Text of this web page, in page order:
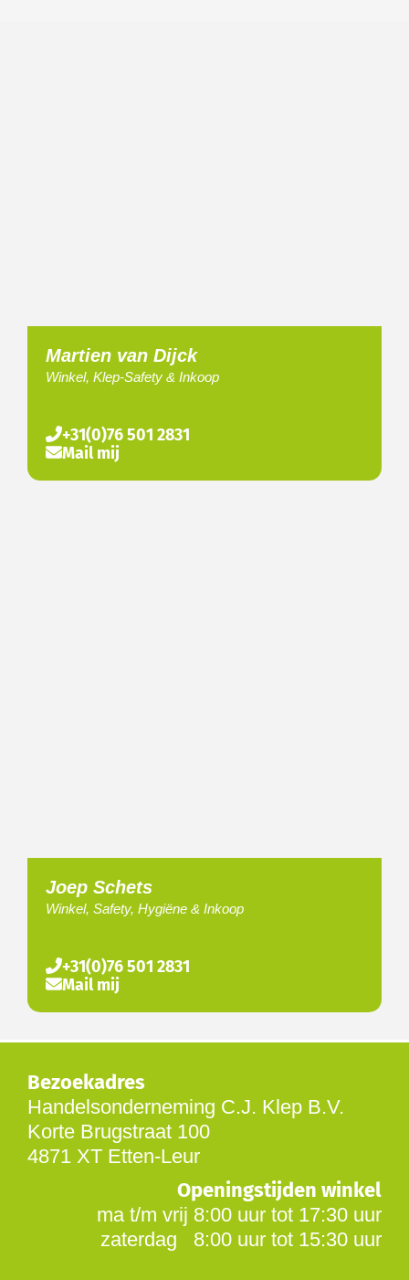
Martien van Dijck
Winkel, Klep-Safety & Inkoop
+31(0)76 501 2831
Mail mij
Joep Schets
Winkel, Safety, Hygiëne & Inkoop
+31(0)76 501 2831
Mail mij
Bezoekadres
Handelsonderneming C.J. Klep B.V.
Korte Brugstraat 100
4871 XT Etten-Leur
Openingstijden winkel
ma t/m vrij 8:00 uur tot 17:30 uur
zaterdag 8:00 uur tot 15:30 uur